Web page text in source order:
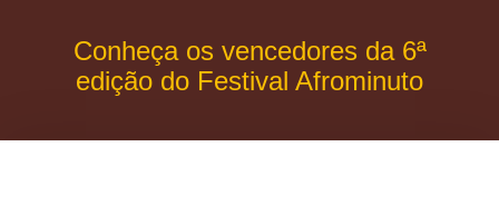
Conheça os vencedores da 6ª
edição do Festival Afrominuto